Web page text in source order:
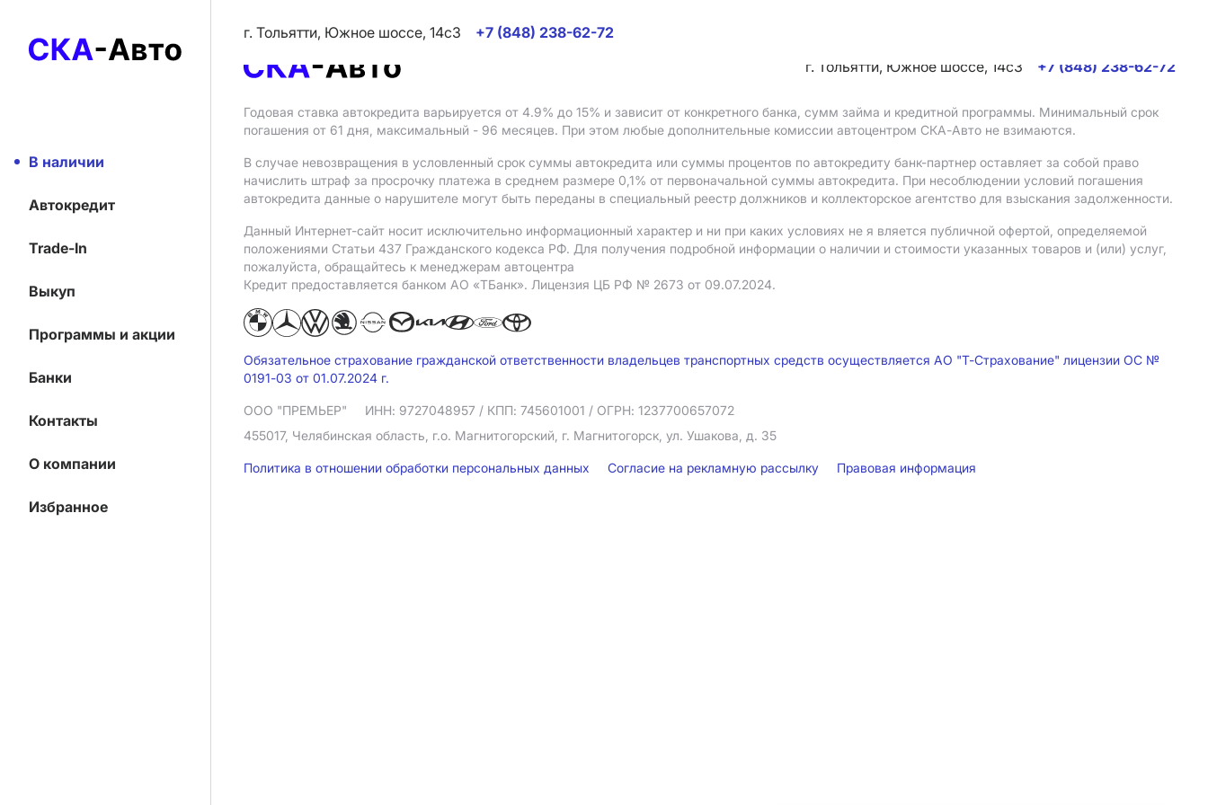
В наличии
Автокредит
Trade-In
Выкуп
Программы и акции
Банки
Контакты
О компании
Избранное
г. Тольятти, Южное шоссе, 14с3
+7 (848) 238-62-72
г. Тольятти, Южное шоссе, 14с3
+7 (848) 238-62-72
Годовая ставка автокредита варьируется от 4.9% до 15% и зависит от конкретного банка, сумм займа и кредитной программы. Минимальный срок
погашения от 61 дня, максимальный - 96 месяцев. При этом любые дополнительные комиссии автоцентром СКА-Авто не взимаются.
В случае невозвращения в условленный срок суммы автокредита или суммы процентов по автокредиту банк-партнер оставляет за собой право
начислить штраф за просрочку платежа в среднем размере 0,1% от первоначальной суммы автокредита. При несоблюдении условий погашения
автокредита данные о нарушителе могут быть переданы в специальный реестр должников и коллекторское агентство для взыскания задолженности.
Данный Интернет-сайт носит исключительно информационный характер и ни при каких условиях не я вляется публичной офертой, определяемой
положениями Статьи 437 Гражданского кодекса РФ. Для получения подробной информации о наличии и стоимости указанных товаров и (или) услуг,
пожалуйста, обращайтесь к менеджерам автоцентра
Кредит предоставляется банком АO «ТБанк». Лицензия ЦБ РФ № 2673 от 09.07.2024.
Обязательное страхование гражданской ответственности владельцев транспортных средств осуществляется АО "Т-Страхование" лицензии ОС №
0191-03 от 01.07.2024 г.
ООО "ПРЕМЬЕР" ИНН: 9727048957 / КПП: 745601001 / ОГРН: 1237700657072
455017, Челябинская область, г.о. Магнитогорский, г. Магнитогорск, ул. Ушакова, д. 35
Политика в отношении обработки персональных данных Согласие на рекламную рассылку Правовая информация